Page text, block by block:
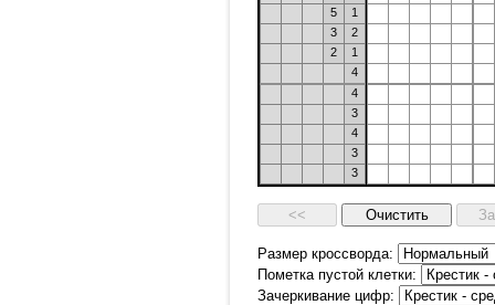
5
1
3
2
2
1
4
4
3
4
3
3
Размер кроссворда:
Пометка пустой клетки:
Зачеркивание цифр: